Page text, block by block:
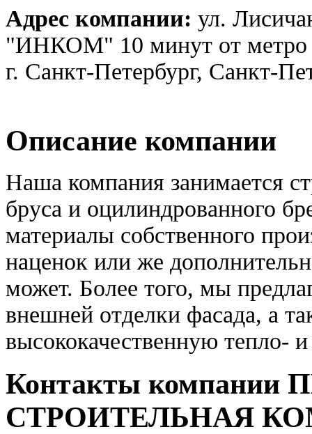
Адрес компании: ул.
"ИНКОМ" 10 минут от метро
г. Санкт-Петербург, Санкт-
Описание компании
Наша компания занимается
бруса и оцилиндрованного
материалы собственного
наценок или же
может. Более того, мы
внешней отделки фасада, а
высококачественную тепло-
Контакты
СТРОИТЕЛЬНАЯ